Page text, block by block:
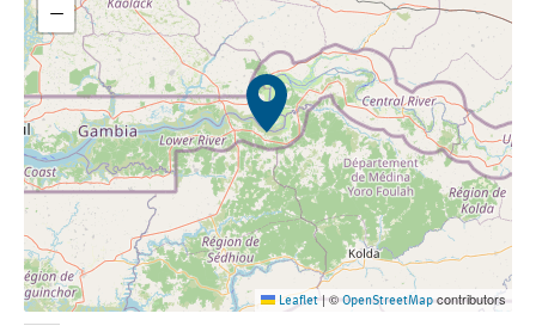
−
Leaflet |© OpenStreetMap contributors